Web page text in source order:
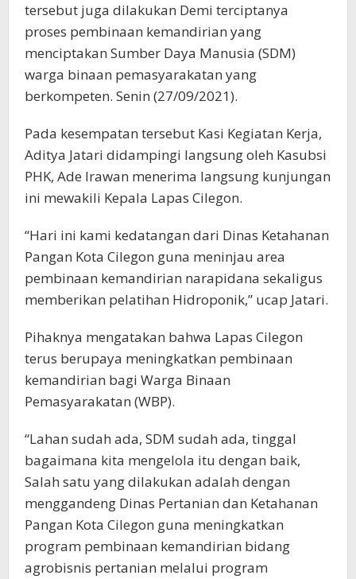
tersebut juga dilakukan Demi terciptanya
proses pembinaan kemandirian yang
menciptakan Sumber Daya Manusia (SDM)
warga binaan pemasyarakatan yang
berkompeten. Senin (27/09/2021).
Pada kesempatan tersebut Kasi Kegiatan Kerja,
Aditya Jatari didampingi langsung oleh Kasubsi
PHK, Ade Irawan menerima langsung kunjungan
ini mewakili Kepala Lapas Cilegon.
“Hari ini kami kedatangan dari Dinas Ketahanan
Pangan Kota Cilegon guna meninjau area
pembinaan kemandirian narapidana sekaligus
memberikan pelatihan Hidroponik,” ucap Jatari.
Pihaknya mengatakan bahwa Lapas Cilegon
terus berupaya meningkatkan pembinaan
kemandirian bagi Warga Binaan
Pemasyarakatan (WBP).
“Lahan sudah ada, SDM sudah ada, tinggal
bagaimana kita mengelola itu dengan baik,
Salah satu yang dilakukan adalah dengan
menggandeng Dinas Pertanian dan Ketahanan
Pangan Kota Cilegon guna meningkatkan
program pembinaan kemandirian bidang
agrobisnis pertanian melalui program